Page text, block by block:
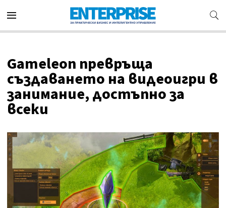
Gameleon превръща
създаването на видеоигри в
занимание, достъпно за
всеки